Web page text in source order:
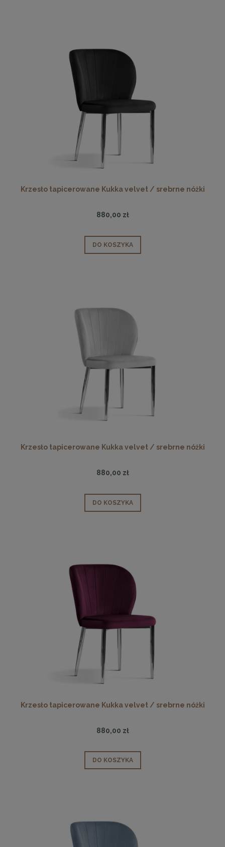
Krzesło tapicerowane Kukka velvet / srebrne nóżki
880,00 zł
DO KOSZYKA
Krzesło tapicerowane Kukka velvet / srebrne nóżki
880,00 zł
DO KOSZYKA
Krzesło tapicerowane Kukka velvet / srebrne nóżki
880,00 zł
DO KOSZYKA